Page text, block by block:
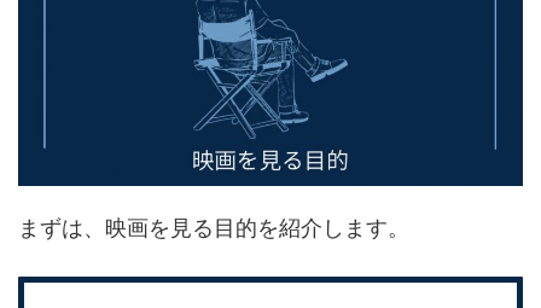
まずは、映画を見る目的を紹介します。